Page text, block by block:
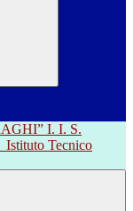
I. I. S.
Istituto Tecnico